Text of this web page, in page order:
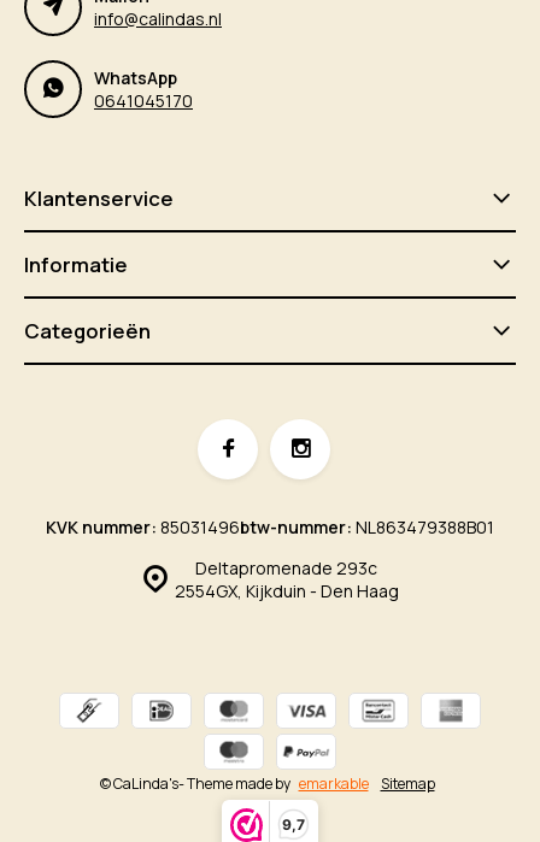
9,7
info@calindas.nl
WhatsApp
0641045170
Klantenservice
Informatie
Categorieën
Deltapromenade 293c
2554GX, Kijkduin - Den Haag
KVK nummer: 85031496btw-nummer: NL863479388B01
© CaLinda's- Theme made by emarkable Sitemap